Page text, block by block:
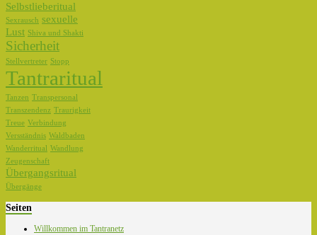
Selbstlieberitual
Sexrausch sexuelle
Lust Shiva und Shakti
Sicherheit
Stellvertreter Stopp
Tantraritual
Tanzen Transpersonal
Transzendenz Traurigkeit
Treue Verbindung
Versständnis Waldbaden
Wanderritual Wandlung
Zeugenschaft
Übergangsritual
Übergänge
Seiten
Willkommen im Tantranetz